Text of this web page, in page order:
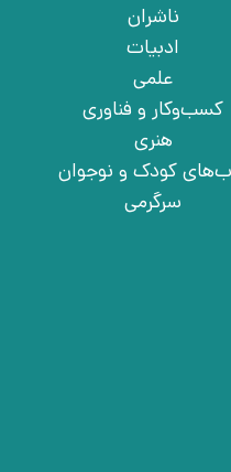
ناشران
ادبیات
علمی
کسب‌وکار و فناوری
هنری
کودک و نوجوان
سرگرمی